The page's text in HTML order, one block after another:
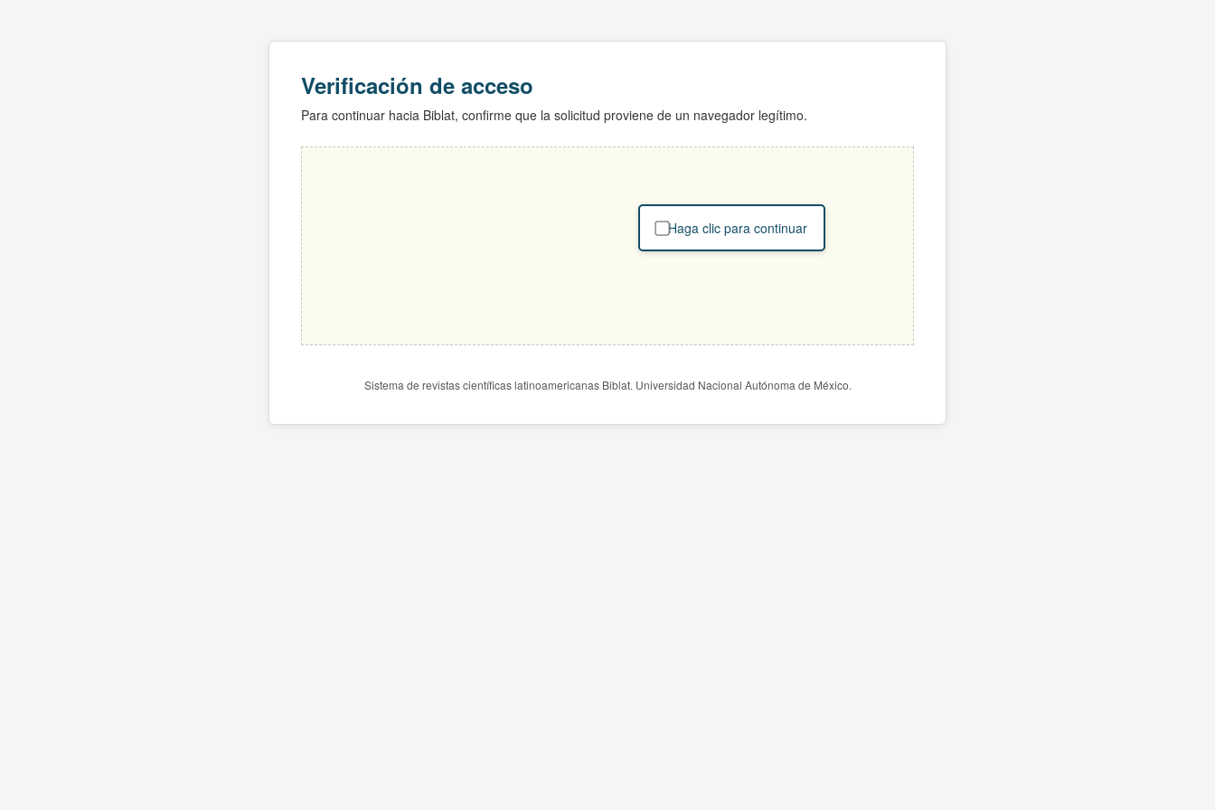
Verificación de acceso
Para continuar hacia Biblat, confirme que la solicitud proviene de un navegador legítimo.
Haga clic para continuar
Sistema de revistas científicas latinoamericanas Biblat. Universidad Nacional Autónoma de México.